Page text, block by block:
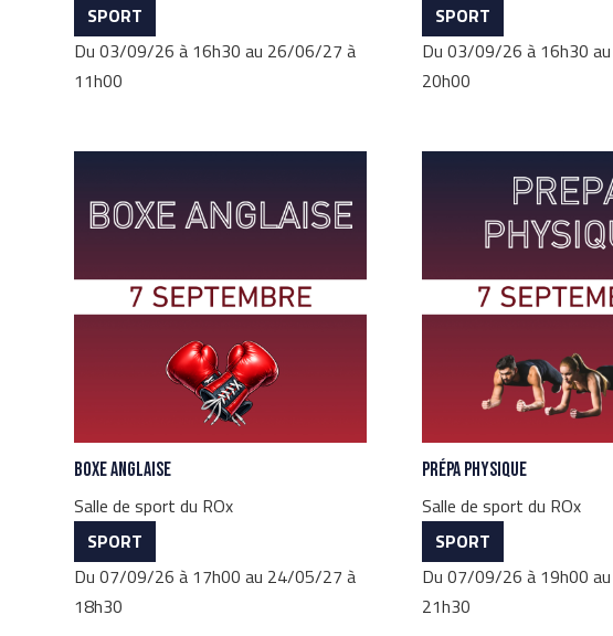
SPORT
Du 03/09/26 à 16h30 au 26/06/27 à
11h00
SPORT
Du 03/09/26 à 16h30
20h00
Boxe Anglaise
Salle de sport du ROx
SPORT
Du 07/09/26 à 17h00 au 24/05/27 à
18h30
Prépa Physique
Salle de sport du ROx
SPORT
Du 07/09/26 à 19h00
21h30